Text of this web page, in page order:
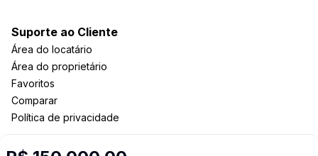
Suporte ao Cliente
Área do locatário
Área do proprietário
Favoritos
Comparar
Política de privacidade